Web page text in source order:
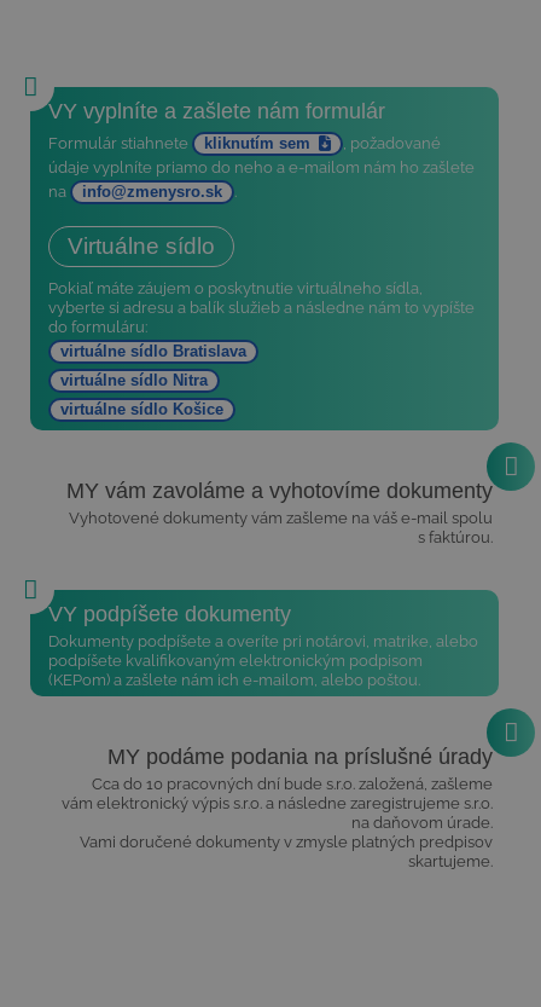
VY vyplníte a zašlete nám formulár
Formulár stiahnete kliknutím sem
, požadované
údaje vyplníte priamo do neho a e-mailom nám ho zašlete
na
info@zmenysro.sk .
Virtuálne sídlo
Pokiaľ máte záujem o poskytnutie virtuálneho sídla,
vyberte si adresu a balík služieb a následne nám to vypíšte
do formuláru:
virtuálne sídlo Bratislava
virtuálne sídlo Nitra
virtuálne sídlo Košice
MY vám zavoláme a vyhotovíme dokumenty
Vyhotovené dokumenty vám zašleme na váš e-mail spolu
s faktúrou.
VY podpíšete dokumenty
Dokumenty podpíšete a overíte pri notárovi, matrike, alebo
podpíšete kvalifikovaným elektronickým podpisom
(KEPom) a zašlete nám ich e-mailom, alebo poštou.
MY podáme podania na príslušné úrady
Cca do 10 pracovných dní bude s.r.o. založená, zašleme
vám elektronický výpis s.r.o. a následne zaregistrujeme s.r.o.
na daňovom úrade.
Vami doručené dokumenty v zmysle platných predpisov
skartujeme.